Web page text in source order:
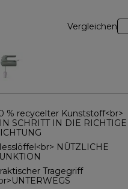
Vergleichen
% recycelter Kunststoff<br>
SCHRITT IN DIE RICHTIGE
NÜTZLICHE
Tragegriff